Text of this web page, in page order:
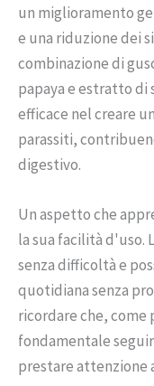
un miglioramento
e una riduzione dei
combinazione di
papaya e estratto di
efficace nel creare
parassiti,
digestivo.
Un aspetto che
la sua facilità d'uso.
senza difficoltà e
quotidiana senza
ricordare che,
fondamentale
prestare attenzione